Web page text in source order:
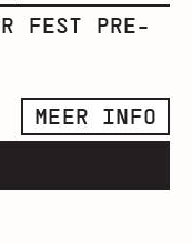
FEST PRE-
MEER INFO